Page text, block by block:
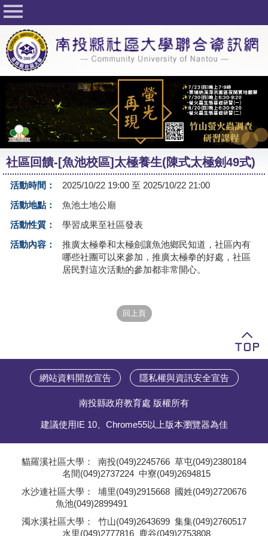
回首頁
關於社大
公佈欄
行事曆
最新活動
活動花絮
課程一覽表
志工與社團
友站連結
社區回饋-[魚池校區]太極養生(陳式太極劍49式)
活動時間：
2025/10/22 19:00 至 2025/10/22 21:00
活動地點：
魚池土地公廟
活動性質：
學習成果至社區發表
活動內容：
推廣太極拳和太極劍讓魚池鄉民知道，社區內有
哪些社團可以來參加，推廣太極拳的好處，社區
居民對這次活動的參加都非常開心。
網站資料開放宣告 隱私權與資訊安全宣告
南投縣政府教育處 版權所有
建議使用IE 10、Chrome55以上版本瀏覽器為佳
貓羅溪社區大學： 南投(049)2245766 草屯(049)2380184
名間(049)2737224 中寮(049)2694815
水沙連社區大學： 埔里(049)2915668 國姓(049)2720676
魚池(049)2899491
濁水溪社區大學： 竹山(049)2643699 集集(049)2760517
水里(049)2777816 鹿谷(049)2753808